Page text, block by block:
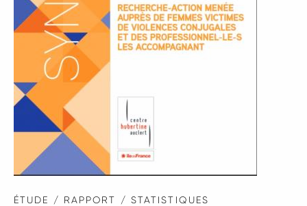
ÉTUDE / RAPPORT / STATISTIQUES